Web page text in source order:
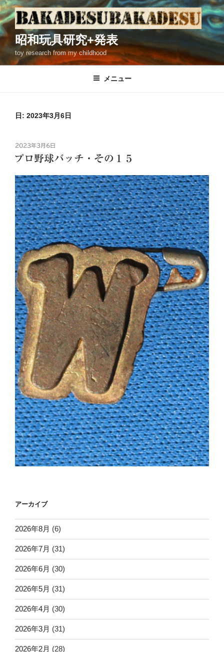
コ
ン
テ
ン
ツ
へ
昭和玩具研究+発表
toy research from my childhood
メニュー
日: 2023年3月6日
投
稿
日:
2023年3月6日
プロ野球バッチ・その１５
アーカイブ
2026年8月 (6)
2026年7月 (31)
2026年6月 (30)
2026年5月 (31)
2026年4月 (30)
2026年3月 (31)
2026年2月 (28)